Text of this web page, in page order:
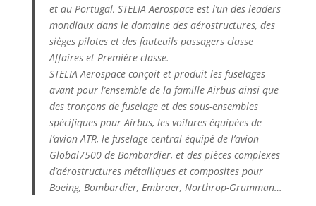
et au Portugal, STELIA Aerospace est l’un des leaders
mondiaux dans le domaine des aérostructures, des
sièges pilotes et des fauteuils passagers classe
Affaires et Première classe.
STELIA Aerospace conçoit et produit les fuselages
avant pour l’ensemble de la famille Airbus ainsi que
des tronçons de fuselage et des sous-ensembles
spécifiques pour Airbus, les voilures équipées de
l’avion ATR, le fuselage central équipé de l’avion
Global7500 de Bombardier, et des pièces complexes
d’aérostructures métalliques et composites pour
Boeing, Bombardier, Embraer, Northrop-Grumman…